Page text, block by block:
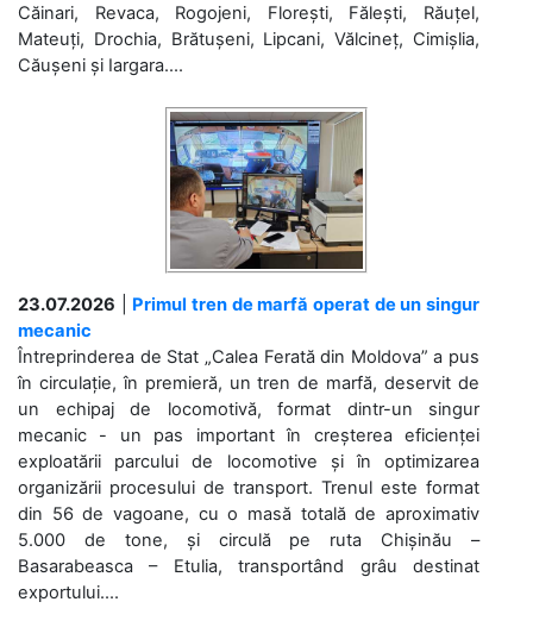
Căinari, Revaca, Rogojeni, Florești, Fălești, Răuțel,
Mateuți, Drochia, Brătușeni, Lipcani, Vălcineț, Cimișlia,
Căușeni și Iargara....
23.07.2026
Primul tren de marfă operat de un singur
mecanic
Întreprinderea de Stat „Calea Ferată din Moldova” a pus
în circulație, în premieră, un tren de marfă, deservit de
un echipaj de locomotivă, format dintr-un singur
mecanic - un pas important în creșterea eficienței
exploatării parcului de locomotive și în optimizarea
organizării procesului de transport. Trenul este format
din 56 de vagoane, cu o masă totală de aproximativ
5.000 de tone, și circulă pe ruta Chișinău –
Basarabeasca – Etulia, transportând grâu destinat
exportului....